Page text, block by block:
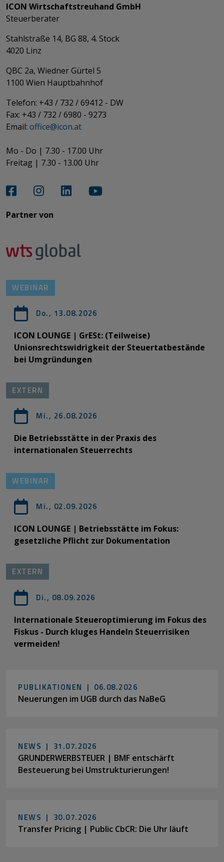
ICON Wirtschaftstreuhand GmbH
Steuerberater
Stahlstraße 14, BG 88, 4. Stock
4020 Linz
QBC 2a, Wiedner Gürtel 5
​​​​​​​1100 Wien Hauptbahnhof
Telefon: +43 / 732 / 69412 - DW
Fax: +43 / 732 / 6980 - 9273
​​​​​​​Email: office@­icon.at
Mo - Do | 7.30 - 17.00 Uhr
Freitag | 7.30 - 13.00 Uhr​​​​​​​
Partner von​​​​​​
WEBINAR
Do., 13.08.2026
ICON LOUNGE | GrESt: (Teilweise)
Unionsrechtswidrigkeit der Steuertatbestände
bei Umgründungen
EXTERN
Mi., 26.08.2026
Die Betriebsstätte in der Praxis des
internationalen Steuerrechts
WEBINAR
Mi., 02.09.2026
ICON LOUNGE | Betriebsstätte im Fokus:
gesetzliche Pflicht zur Dokumentation
EXTERN
Di., 08.09.2026
Internationale Steueroptimierung im Fokus des
Fiskus - Durch kluges Handeln Steuerrisiken
vermeiden!
PUBLIKATIONEN | 06.08.2026
Neuerungen im UGB durch das NaBeG
NEWS | 31.07.2026
GRUNDERWERBSTEUER | BMF entschärft
Besteuerung bei Umstrukturierungen!
NEWS | 30.07.2026
Transfer Pricing | Public CbCR: Die Uhr läuft